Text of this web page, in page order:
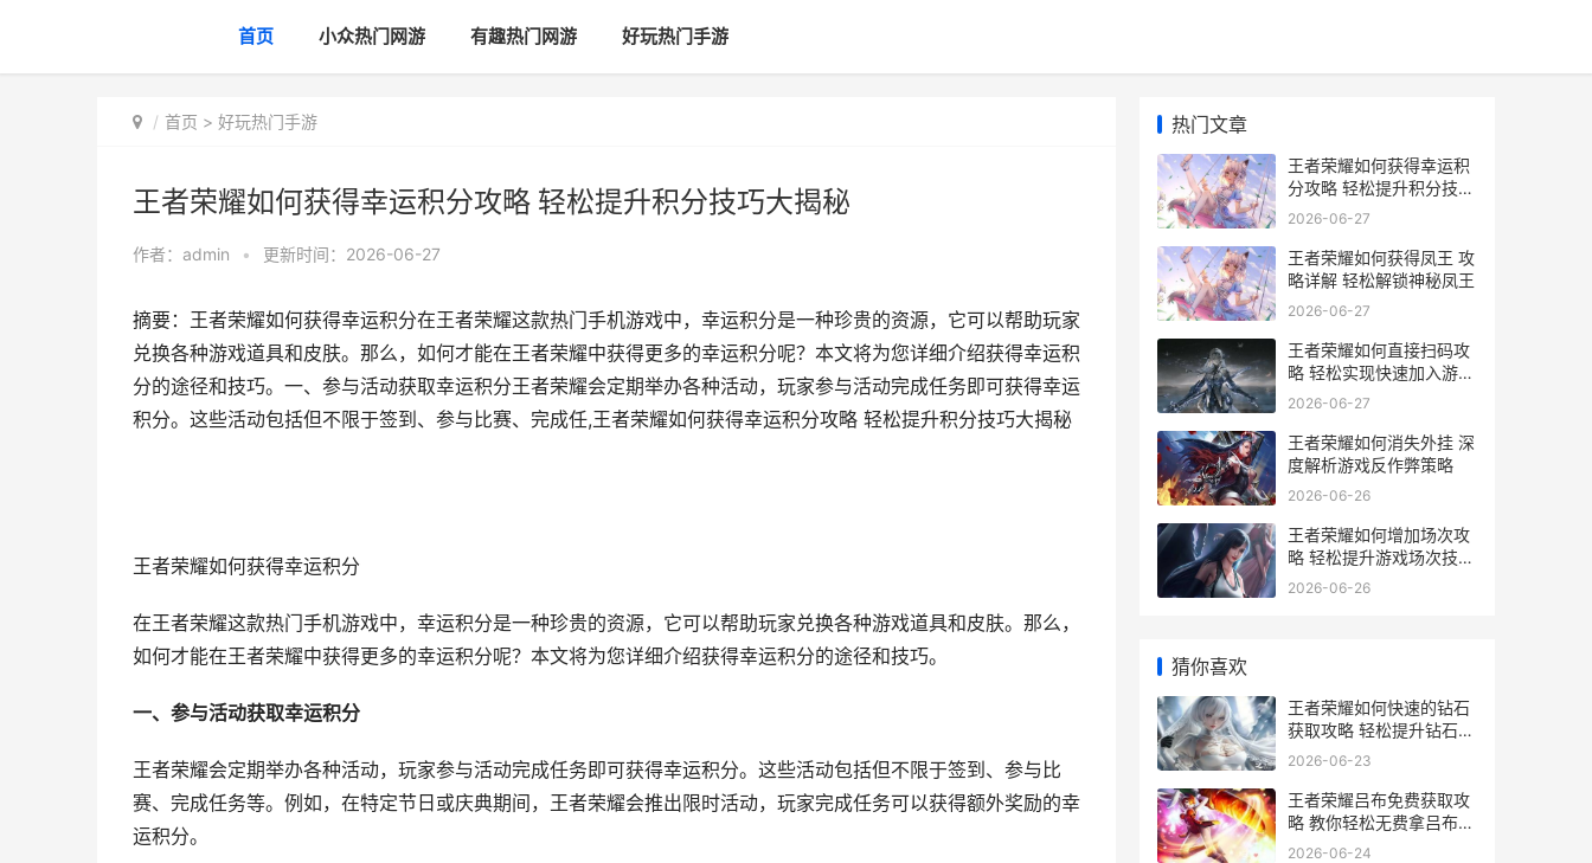
首页 小众热门网游 有趣热门网游 好玩热门手游
首页 > 好玩热门手游
王者荣耀如何获得幸运积分攻略 轻松提升积分技巧大揭秘
作者： admin • 更新时间：2026-06-27
摘要：王者荣耀如何获得幸运积分在王者荣耀这款热门手机游戏中，幸运积分是一种珍贵的资源，它可以帮助玩家
兑换各种游戏道具和皮肤。那么，如何才能在王者荣耀中获得更多的幸运积分呢？本文将为您详细介绍获得幸运积
分的途径和技巧。一、参与活动获取幸运积分王者荣耀会定期举办各种活动，玩家参与活动完成任务即可获得幸运
积分。这些活动包括但不限于签到、参与比赛、完成任,王者荣耀如何获得幸运积分攻略 轻松提升积分技巧大揭秘
王者荣耀如何获得幸运积分
在王者荣耀这款热门手机游戏中，幸运积分是一种珍贵的资源，它可以帮助玩家兑换各种游戏道具和皮肤。那么，
如何才能在王者荣耀中获得更多的幸运积分呢？本文将为您详细介绍获得幸运积分的途径和技巧。
一、参与活动获取幸运积分
王者荣耀会定期举办各种活动，玩家参与活动完成任务即可获得幸运积分。这些活动包括但不限于签到、参与比
赛、完成任务等。例如，在特定节日或庆典期间，王者荣耀会推出限时活动，玩家完成任务可以获得额外奖励的幸
运积分。
热门文章
王者荣耀如何获得幸运积
分攻略 轻松提升积分技巧
大揭秘
2026-06-27
王者荣耀如何获得凤王 攻
略详解 轻松解锁神秘凤王
2026-06-27
王者荣耀如何直接扫码攻
略 轻松实现快速加入游戏
的新方法
2026-06-27
王者荣耀如何消失外挂 深
度解析游戏反作弊策略
2026-06-26
王者荣耀如何增加场次攻
略 轻松提升游戏场次技巧
解析
2026-06-26
猜你喜欢
王者荣耀如何快速的钻石
获取攻略 轻松提升钻石等
级秘籍
2026-06-23
王者荣耀吕布免费获取攻
略 教你轻松无费拿吕布英
雄
2026-06-24